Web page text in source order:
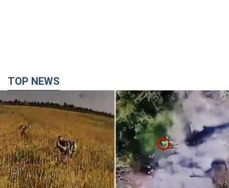
TOP NEWS